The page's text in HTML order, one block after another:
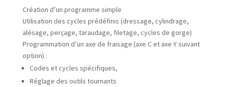
Création d’un programme simple
Utilisation des cycles prédéfinis (dressage, cylindrage,
alésage, perçage, taraudage, filetage, cycles de gorge)
Programmation d’un axe de fraisage (axe C et axe Y suivant
option) :
Codes et cycles spécifiques,
Réglage des outils tournants